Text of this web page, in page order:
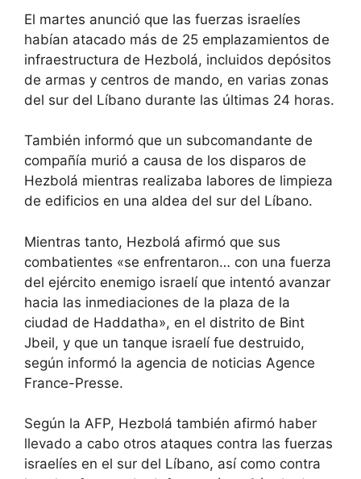
El martes anunció que las fuerzas israelíes
habían atacado más de 25 emplazamientos de
infraestructura de Hezbolá, incluidos depósitos
de armas y centros de mando, en varias zonas
del sur del Líbano durante las últimas 24 horas.
También informó que un subcomandante de
compañía murió a causa de los disparos de
Hezbolá mientras realizaba labores de limpieza
de edificios en una aldea del sur del Líbano.
Mientras tanto, Hezbolá afirmó que sus
combatientes «se enfrentaron… con una fuerza
del ejército enemigo israelí que intentó avanzar
hacia las inmediaciones de la plaza de la
ciudad de Haddatha», en el distrito de Bint
Jbeil, y que un tanque israelí fue destruido,
según informó la agencia de noticias Agence
France-Presse.
Según la AFP, Hezbolá también afirmó haber
llevado a cabo otros ataques contra las fuerzas
israelíes en el sur del Líbano, así como contra